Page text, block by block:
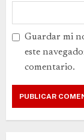
Guardar mi
este
comentario.